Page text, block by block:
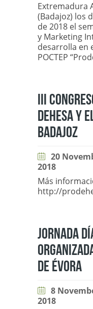
Extremadura
(Badajoz) los
de 2018 el
y Marketing
desarrolla en
POCTEP
III
DEHESA Y
BADAJOZ
20
2018
Más
http://
JORNADA
DE ÉVORA
8
2018